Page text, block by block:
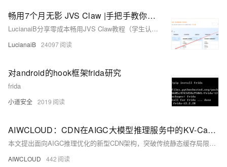
畅用7个月无影 JVS Claw |手把手教你把JVS改造成「科研与产业地理情报可视化大师」
LucianaiB分享零成本畅用JVS Claw教程（学生认证享7个月使用权），并开源GeoMind项目——将JVS改造为科研与产业地理情报可视化AI助手，支持飞书文档解析、地理编码与腾讯地图可视化，助力产业关系图谱构建。
LucianaiB 24097
对android的hook框架frida研究
frida
小道安全 2019
AIWCLOUD：CDN在AIGC大模型推理服务中的KV-Cache加速与显存卸载技术
本文提出面向AIGC推理优化的新型CDN架构，突破传统静态缓存局限，创新实现边缘侧KV-Cache语义共享、显存卸载与Prompt去重，显著缓解高并发下的显存墙与重复计算瓶颈，在不增GPU成本前提下提升吞吐与响应速度。（239字）
AIWCLOUD 442